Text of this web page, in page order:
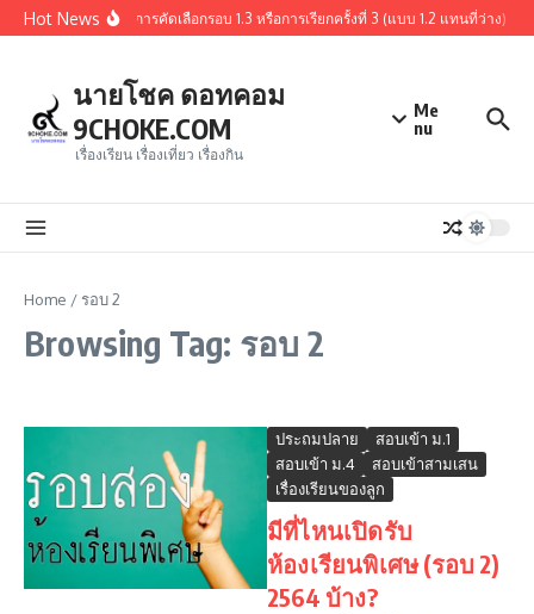
Skip to content
Hot Newsสรุปผู้ผ่านการคัดเลือกรอบ 1.3 หรือการเรียกครั้งที่ 3 (แบบ 1.2 แทนที่ว่าง)
นายโชค ดอทคอม
9CHOKE.COM
เรื่องเรียน เรื่องเที่ยว เรื่องกิน
Me
nu
Home /รอบ 2
Browsing Tag: รอบ 2
ประถมปลาย
สอบเข้า ม.1
สอบเข้า ม.4
สอบเข้าสามเสน
เรื่องเรียนของลูก
มีที่ไหนเปิดรับ
ห้องเรียนพิเศษ (รอบ 2)
2564 บ้าง?